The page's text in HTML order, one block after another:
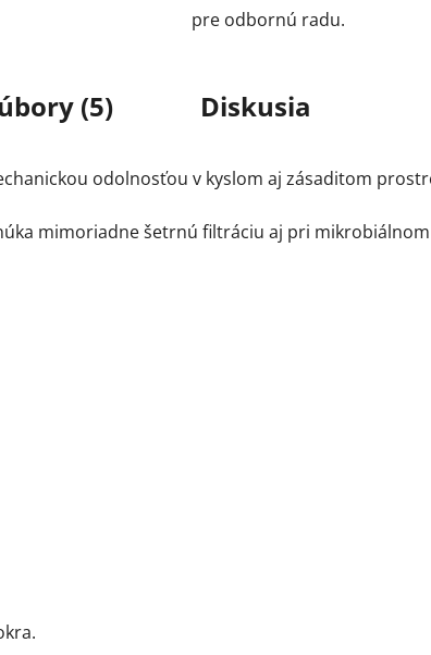
pre odbornú radu.
(5) Diskusia
odolnosťou v kyslom aj zásaditom
mimoriadne šetrnú filtráciu aj pri mikrobiálnom